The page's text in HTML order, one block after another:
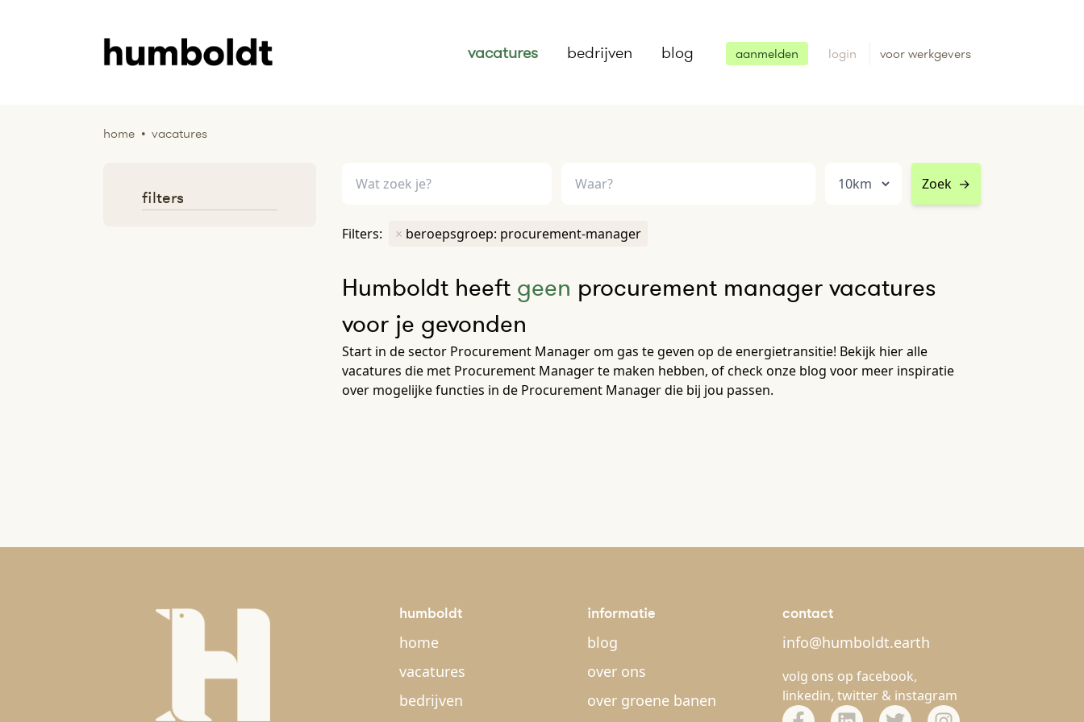
vacatures bedrijven blog aanmelden login voor werkgevers
home • vacatures
Zoek →
Filters: × beroepsgroep: procurement-manager
Humboldt heeft geen procurement manager vacatures
voor je gevonden
Start in de sector Procurement Manager om gas te geven op de energietransitie! Bekijk hier alle
vacatures die met Procurement Manager te maken hebben, of check onze blog voor meer inspiratie
over mogelijke functies in de Procurement Manager die bij jou passen.
filters
humboldt
home
vacatures
bedrijven
informatie
blog
over ons
over groene banen
contact
info@humboldt.earth
volg ons op facebook,
linkedin, twitter & instagram